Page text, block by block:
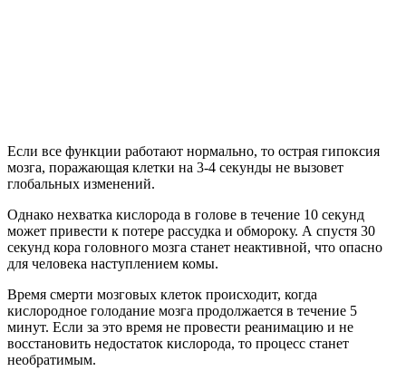
Если все функции работают нормально, то острая гипоксия
мозга, поражающая клетки на 3-4 секунды не вызовет
глобальных изменений.
Однако нехватка кислорода в голове в течение 10 секунд
может привести к потере рассудка и обмороку. А спустя 30
секунд кора головного мозга станет неактивной, что опасно
для человека наступлением комы.
Время смерти мозговых клеток происходит, когда
кислородное голодание мозга продолжается в течение 5
минут. Если за это время не провести реанимацию и не
восстановить недостаток кислорода, то процесс станет
необратимым.